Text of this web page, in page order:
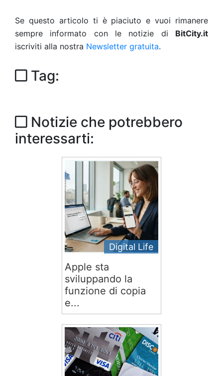
Se questo articolo ti è piaciuto e vuoi rimanere
sempre informato con le notizie di BitCity.it
iscriviti alla nostra Newsletter gratuita.
Tag:
Notizie che potrebbero
interessarti:
Digital Life
Apple sta
sviluppando la
funzione di copia
e...